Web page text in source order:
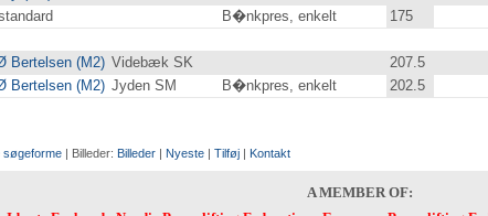
B�nkpres, enkelt 175
Bertelsen (M2) Videbæk SK 207.5
Bertelsen (M2) Jyden SM B�nkpres, enkelt 202.5
søgeforme | Billeder: Billeder | Nyeste | Tilføj | Kontakt
A MEMBER OF: